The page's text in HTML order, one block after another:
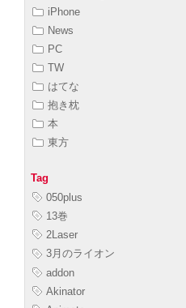
iPhone
News
PC
TW
はてな
抱き枕
本
東方
Tag
050plus
13巻
2Laser
3月のライオン
addon
Akinator